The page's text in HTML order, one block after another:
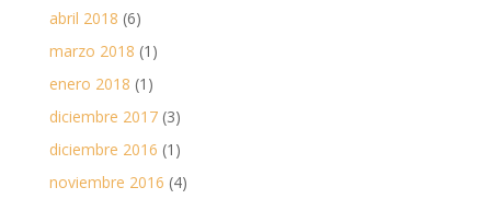
abril 2018 (6)
marzo 2018 (1)
enero 2018 (1)
diciembre 2017(3)
diciembre 2016 (1)
noviembre 2016 (4)